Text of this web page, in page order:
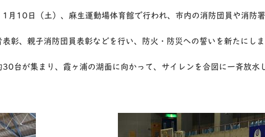
月10日（土）、麻生運動場体育館で行われ、市内の消防団員や消防
彰、親子消防団員表彰などを行い、防火・防災への誓いを新たにしま
台が集まり、霞ヶ浦の湖面に向かって、サイレンを合図に一斉放水